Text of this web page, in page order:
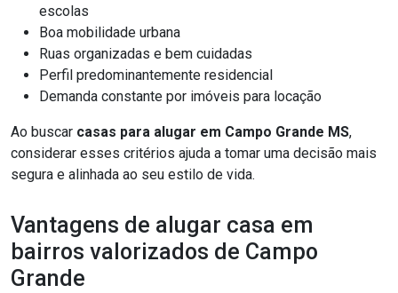
escolas
Boa mobilidade urbana
Ruas organizadas e bem cuidadas
Perfil predominantemente residencial
Demanda constante por imóveis para locação
Ao buscar casas para alugar em Campo Grande MS,
considerar esses critérios ajuda a tomar uma decisão mais
segura e alinhada ao seu estilo de vida.
Vantagens de alugar casa em
bairros valorizados de Campo
Grande